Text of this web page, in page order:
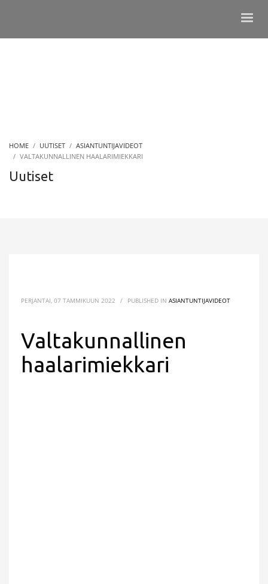
HOME UUTISET
ASIANTUNTIJAVIDEOT
VALTAKUNNALLINEN HAALARIMIEKKARI
Uutiset
PERJANTAI, 07 TAMMIKUUN 2022 / PUBLISHED IN ASIANTUNTIJAVIDEOT
Valtakunnallinen
haalarimiekkari